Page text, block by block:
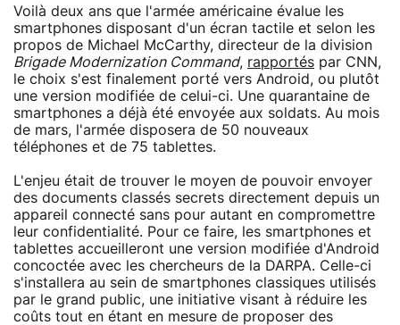
Voilà deux ans que l'armée américaine évalue les
smartphones disposant d'un écran tactile et selon les
propos de Michael McCarthy, directeur de la division
Brigade Modernization Command, rapportés par CNN,
le choix s'est finalement porté vers Android, ou plutôt
une version modifiée de celui-ci. Une quarantaine de
smartphones a déjà été envoyée aux soldats. Au mois
de mars, l'armée disposera de 50 nouveaux
téléphones et de 75 tablettes.
L'enjeu était de trouver le moyen de pouvoir envoyer
des documents classés secrets directement depuis un
appareil connecté sans pour autant en compromettre
leur confidentialité. Pour ce faire, les smartphones et
tablettes accueilleront une version modifiée d'Android
concoctée avec les chercheurs de la DARPA. Celle-ci
s'installera au sein de smartphones classiques utilisés
par le grand public, une initiative visant à réduire les
coûts tout en étant en mesure de proposer des